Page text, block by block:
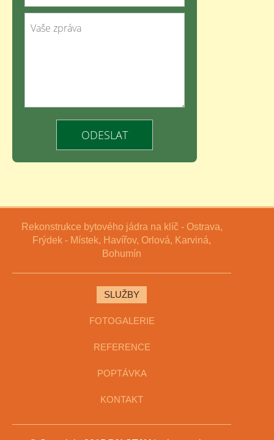
Rekonstrukce bytového jádra na klíč - Ostrava,
Frýdek - Místek, Havířov, Orlová, Karviná,
Bohumín
SLUŽBY
FOTOGALERIE
REFERENCE
POPTÁVKA
KONTAKT